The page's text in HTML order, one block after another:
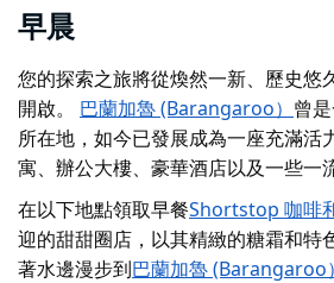
早晨
您的探索之旅將從煥然一新、歷史悠
開啟。 巴蘭加魯 (Barangaroo） 曾
所在地，如今已發展成為一座充滿活
寓、辦公大樓、豪華酒店以及一些一
在以下地點領取早餐Shortstop 咖啡
迎的甜甜圈店，以其精緻的糖霜和特
著水邊漫步到巴蘭加魯 (Barangaroo）